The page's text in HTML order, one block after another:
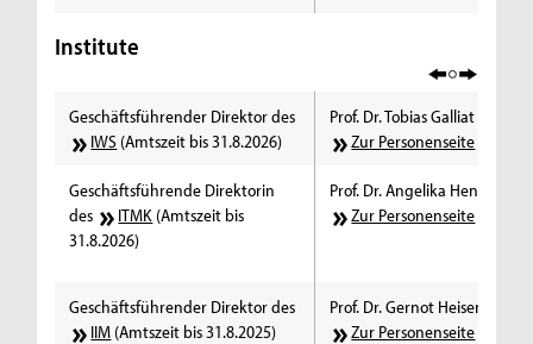
Institute
Geschäftsführender Direktor des
IWS (Amtszeit bis 31.8.2026)
Prof. Dr. Tobias Galliat
Zur Personenseite
Geschäftsführende Direktorin
des
ITMK (Amtszeit bis
31.8.2026)
Prof. Dr. Angelika Hennecke
Zur Personenseite
Geschäftsführender Direktor des
IIM (Amtszeit bis 31.8.2025)
Prof. Dr. Gernot Heisenberg
Zur Personenseite